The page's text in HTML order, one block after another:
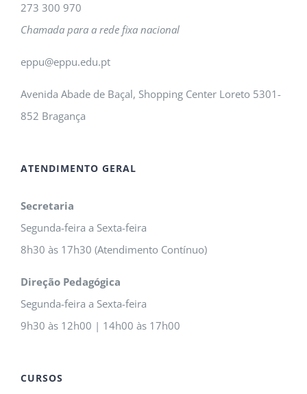
273 300 970
Chamada para a rede fixa nacional
eppu@eppu.edu.pt
Avenida Abade de Baçal, Shopping Center Loreto 5301-
852 Bragança
ATENDIMENTO GERAL
Secretaria
Segunda-feira a Sexta-feira
8h30 às 17h30 (Atendimento Contínuo)
Direção Pedagógica
Segunda-feira a Sexta-feira
9h30 às 12h00 | 14h00 às 17h00
CURSOS